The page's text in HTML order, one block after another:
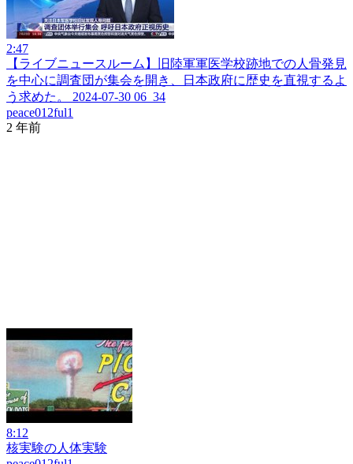
2:47
【ライブニュースルーム】旧陸軍軍医学校跡地での人骨発見
を中心に調査団が集会を開き、日本政府に歴史を直視するよ
う求めた。 2024-07-30 06_34
peace012ful1
2 年前
8:12
核実験の人体実験